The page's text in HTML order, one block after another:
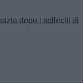
dopo i solleciti di